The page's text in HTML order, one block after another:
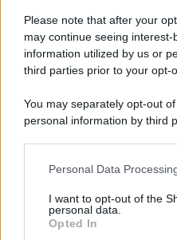
Please note that after your
may continue seeing
information utilized by us or
third parties prior to your opt-
You may separately opt-out
personal information by third
This information may also be
disclose it to other third
Personal Data
I want to opt-out of the
personal data.
Opted In
ISCRIZIONE AL ROC N.
(ASSOCIAZIONE